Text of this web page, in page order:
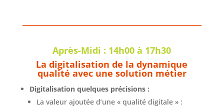
Après-Midi : 14h00 à 17h30
La digitalisation de la dynamique
qualité avec une solution métier
Digitalisation quelques précisions :
La valeur ajoutée d’une « qualité digitale » :